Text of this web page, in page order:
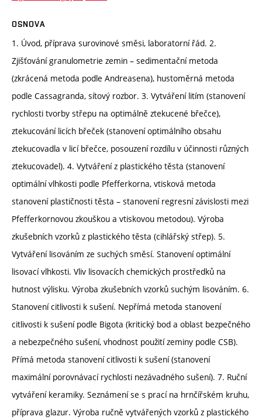
OSNOVA
1. Úvod, příprava surovinové směsi, laboratorní řád. 2.
Zjišťování granulometrie zemin – sedimentační metoda
(zkrácená metoda podle Andreasena), hustoměrná metoda
podle Cassagranda, sítový rozbor. 3. Vytváření litím (stanovení
rychlosti tvorby střepu na optimálně ztekucené břečce),
ztekucování licích břeček (stanovení optimálního obsahu
ztekucovadla v licí břečce, posouzení rozdílu v účinnosti různých
ztekucovadel). 4. Vytváření z plastického těsta (stanovení
optimální vlhkosti podle Pfefferkorna, vtisková metoda
stanovení plastičnosti těsta – stanovení regresní závislosti mezi
Pfefferkornovou zkouškou a vtiskovou metodou). Výroba
zkušebních vzorků z plastického těsta (cihlářský střep). 5.
Vytváření lisováním ze suchých směsí. Stanovení optimální
lisovací vlhkosti. Vliv lisovacích chemických prostředků na
hutnost výlisku. Výroba zkušebních vzorků suchým lisováním. 6.
Stanovení citlivosti k sušení. Nepřímá metoda stanovení
citlivosti k sušení podle Bigota (kritický bod a oblast bezpečného
a nebezpečného sušení, vhodnost použití zeminy podle CSB).
Přímá metoda stanovení citlivosti k sušení (stanovení
maximální porovnávací rychlosti nezávadného sušení). 7. Ruční
vytváření keramiky. Seznámení se s prací na hrnčířském kruhu,
příprava glazur. Výroba ručně vytvářených vzorků z plastického